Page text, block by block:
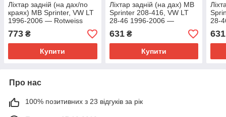
Ліхтар задній (на дах/по
краях) MB Sprinter, VW LT
1996-2006 — Rotweiss
(Німеччина) —
9018200021
773 ₴
Купити
Ліхтар задній (на дах) MB
Sprinter 208-416, VW LT
28-46 1996-2006 —
Autotechteile (Німеччина)
— 100 8265
631₴
Купити
28-
—
631
Про нас
100% позитивних з 23 відгуків за рік